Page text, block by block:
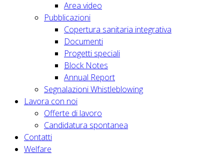
Area video
Pubblicazioni
Copertura sanitaria integrativa
Documenti
Progetti speciali
Block Notes
Annual Report
Segnalazioni Whistleblowing
Lavora con noi
Offerte di lavoro
Candidatura spontanea
Contatti
Welfare